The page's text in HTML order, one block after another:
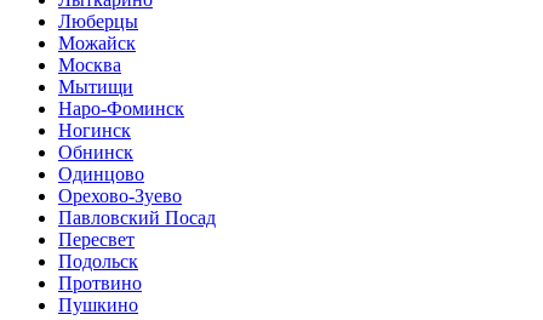
Люберцы
Можайск
Москва
Мытищи
Наро-Фоминск
Ногинск
Обнинск
Одинцово
Орехово-Зуево
Павловский Посад
Пересвет
Подольск
Протвино
Пушкино